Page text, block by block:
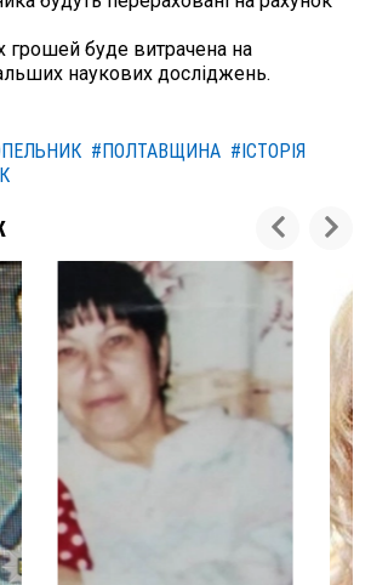
грошей буде витрачена на
наукових досліджень.
#ПОЛТАВЩИНА #ІСТОРІЯ